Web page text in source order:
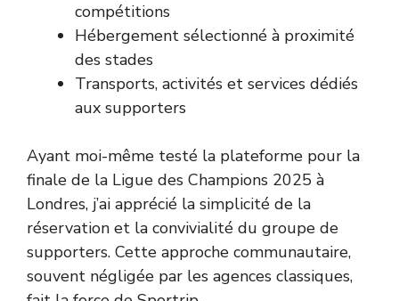
compétitions
Hébergement sélectionné à proximité
des stades
Transports, activités et services dédiés
aux supporters
Ayant moi-même testé la plateforme pour la
finale de la Ligue des Champions 2025 à
Londres, j’ai apprécié la simplicité de la
réservation et la convivialité du groupe de
supporters. Cette approche communautaire,
souvent négligée par les agences classiques,